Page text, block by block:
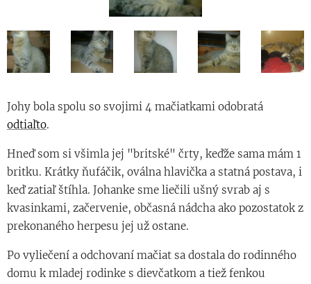
Johy bola spolu so svojimi 4 mačiatkami odobratá
odtiaľto.
Hneď som si všimla jej "britské" črty, keďže sama mám 1
britku. Krátky ňufáčik, oválna hlavička a statná postava, i
keď zatiaľ štíhla. Johanke sme liečili ušný svrab aj s
kvasinkami, začervenie, občasná nádcha ako pozostatok z
prekonaného herpesu jej už ostane.
Po vyliečení a odchovaní mačiat sa dostala do rodinného
domu k mladej rodinke s dievčatkom a tiež fenkou